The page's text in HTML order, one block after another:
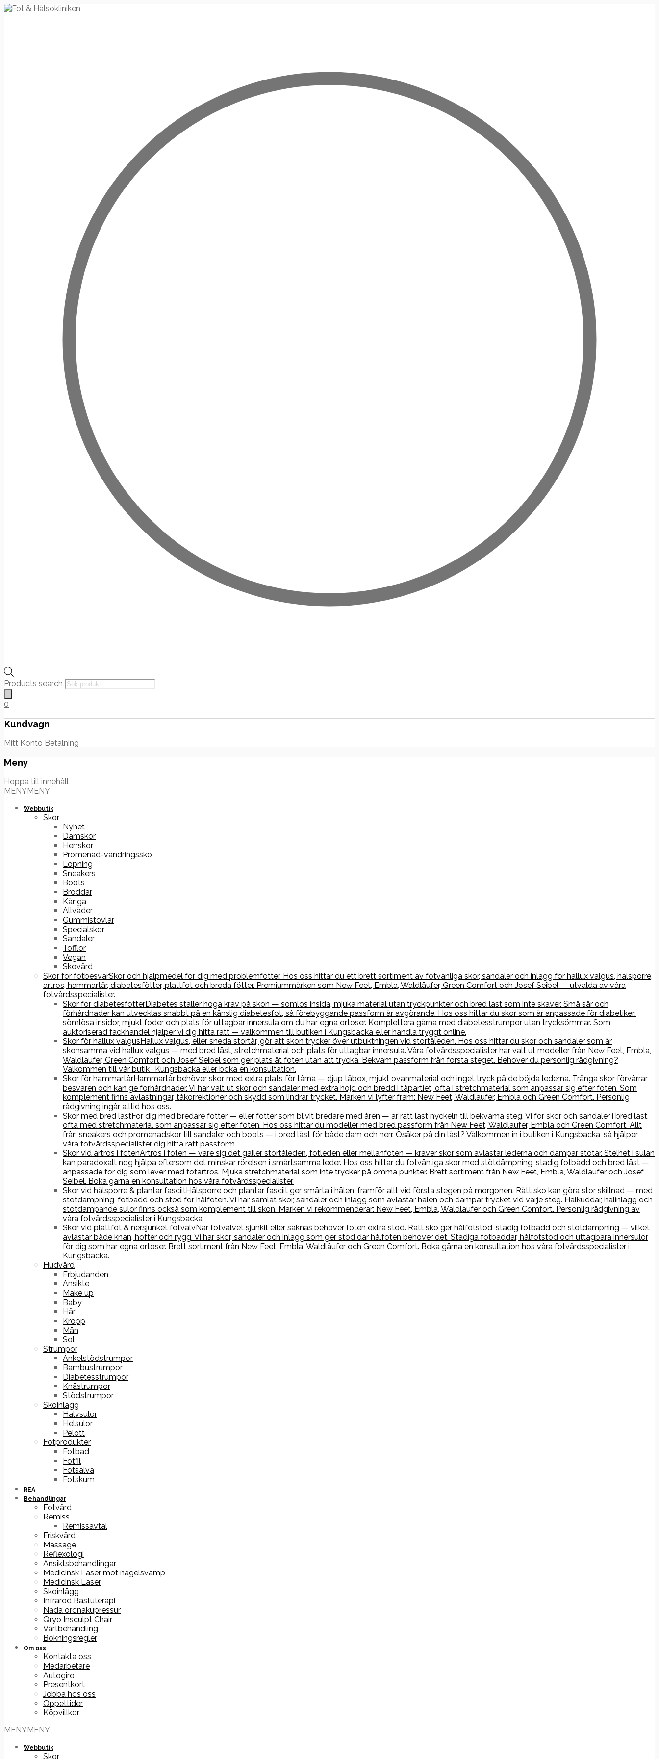
Products search
0
Kundvagn
Mitt Konto Betalning
Meny
Hoppa till innehåll
MENYMENY
Webbutik
Skor
Nyhet
Damskor
Herrskor
Promenad-vandringssko
Löpning
Sneakers
Boots
Broddar
Känga
Allväder
Gummistövlar
Specialskor
Sandaler
Tofflor
Vegan
Skovård
Skor för fotbesvärSkor och hjälpmedel för dig med problemfötter. Hos oss hittar du ett brett sortiment av fotvänliga skor, sandaler och inlägg för hallux valgus, hälsporre,
artros, hammartår, diabetesfötter, plattfot och breda fötter. Premiummärken som New Feet, Embla, Waldläufer, Green Comfort och Josef Seibel — utvalda av våra
fotvårdsspecialister.
Skor för diabetesfötterDiabetes ställer höga krav på skon — sömlös insida, mjuka material utan tryckpunkter och bred läst som inte skaver. Små sår och
förhårdnader kan utvecklas snabbt på en känslig diabetesfot, så förebyggande passform är avgörande. Hos oss hittar du skor som är anpassade för diabetiker:
sömlösa insidor, mjukt foder och plats för uttagbar innersula om du har egna ortoser. Komplettera gärna med diabetesstrumpor utan trycksömmar. Som
auktoriserad fackhandel hjälper vi dig hitta rätt — välkommen till butiken i Kungsbacka eller handla tryggt online.
Skor för hallux valgusHallux valgus, eller sneda stortår, gör att skon trycker över utbuktningen vid stortåleden. Hos oss hittar du skor och sandaler som är
skonsamma vid hallux valgus — med bred läst, stretchmaterial och plats för uttagbar innersula. Våra fotvårdsspecialister har valt ut modeller från New Feet, Embla,
Waldläufer, Green Comfort och Josef Seibel som ger plats åt foten utan att trycka. Bekväm passform från första steget. Behöver du personlig rådgivning?
Välkommen till vår butik i Kungsbacka eller boka en konsultation.
Skor för hammartårHammartår behöver skor med extra plats för tårna — djup tåbox, mjukt ovanmaterial och inget tryck på de böjda lederna. Trånga skor förvärrar
besvären och kan ge förhårdnader. Vi har valt ut skor och sandaler med extra höjd och bredd i tåpartiet, ofta i stretchmaterial som anpassar sig efter foten. Som
komplement finns avlastningar, tåkorrektioner och skydd som lindrar trycket. Märken vi lyfter fram: New Feet, Waldläufer, Embla och Green Comfort. Personlig
rådgivning ingår alltid hos oss.
Skor med bred lästFör dig med bredare fötter — eller fötter som blivit bredare med åren — är rätt läst nyckeln till bekväma steg. Vi för skor och sandaler i bred läst,
ofta med stretchmaterial som anpassar sig efter foten. Hos oss hittar du modeller med bred passform från New Feet, Waldläufer, Embla och Green Comfort. Allt
från sneakers och promenadskor till sandaler och boots — i bred läst för både dam och herr. Osäker på din läst? Välkommen in i butiken i Kungsbacka, så hjälper
våra fotvårdsspecialister dig hitta rätt passform.
Skor vid artros i fotenArtros i foten — vare sig det gäller stortåleden, fotleden eller mellanfoten — kräver skor som avlastar lederna och dämpar stötar. Stelhet i sulan
kan paradoxalt nog hjälpa eftersom det minskar rörelsen i smärtsamma leder. Hos oss hittar du fotvänliga skor med stötdämpning, stadig fotbädd och bred läst —
anpassade för dig som lever med fotartros. Mjuka stretchmaterial som inte trycker på ömma punkter. Brett sortiment från New Feet, Embla, Waldläufer och Josef
Seibel. Boka gärna en konsultation hos våra fotvårdsspecialister.
Skor vid hälsporre & plantar fasciitHälsporre och plantar fasciit ger smärta i hälen, framför allt vid första stegen på morgonen. Rätt sko kan göra stor skillnad — med
stötdämpning, fotbädd och stöd för hålfoten. Vi har samlat skor, sandaler och inlägg som avlastar hälen och dämpar trycket vid varje steg. Hälkuddar, hälinlägg och
stötdämpande sulor finns också som komplement till skon. Märken vi rekommenderar: New Feet, Embla, Waldläufer och Green Comfort. Personlig rådgivning av
våra fotvårdsspecialister i Kungsbacka.
Skor vid plattfot & nersjunket fotvalvNär fotvalvet sjunkit eller saknas behöver foten extra stöd. Rätt sko ger hålfotstöd, stadig fotbädd och stötdämpning — vilket
avlastar både knän, höfter och rygg. Vi har skor, sandaler och inlägg som ger stöd där hålfoten behöver det. Stadiga fotbäddar, hålfotstöd och uttagbara innersulor
för dig som har egna ortoser. Brett sortiment från New Feet, Embla, Waldläufer och Green Comfort. Boka gärna en konsultation hos våra fotvårdsspecialister i
Kungsbacka.
Hudvård
Erbjudanden
Ansikte
Make up
Baby
Hår
Kropp
Män
Sol
Strumpor
Ankelstödstrumpor
Bambustrumpor
Diabetesstrumpor
Knästrumpor
Stödstrumpor
Skoinlägg
Halvsulor
Helsulor
Pelott
Fotprodukter
Fotbad
Fotfil
Fotsalva
Fotskum
REA
Behandlingar
Fotvård
Remiss
Remissavtal
Friskvård
Massage
Reflexologi
Ansiktsbehandlingar
Medicinsk Laser mot nagelsvamp
Medicinsk Laser
Skoinlägg
Infraröd Bastuterapi
Nada öronakupressur
Qryo Insculpt Chair
Vårtbehandling
Bokningsregler
Om oss
Kontakta oss
Medarbetare
Autogiro
Presentkort
Jobba hos oss
Öppettider
Köpvillkor
MENYMENY
Webbutik
Skor